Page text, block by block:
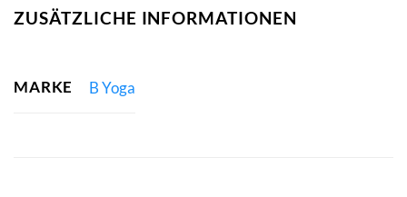
ZUSÄTZLICHE INFORMATIONEN
MARKE B Yoga